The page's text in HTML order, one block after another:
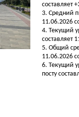
составляет
3. Средний
11.06.2026
4. Текущий
составляет
5. Общий
11.06.2026
6. Текущий
посту